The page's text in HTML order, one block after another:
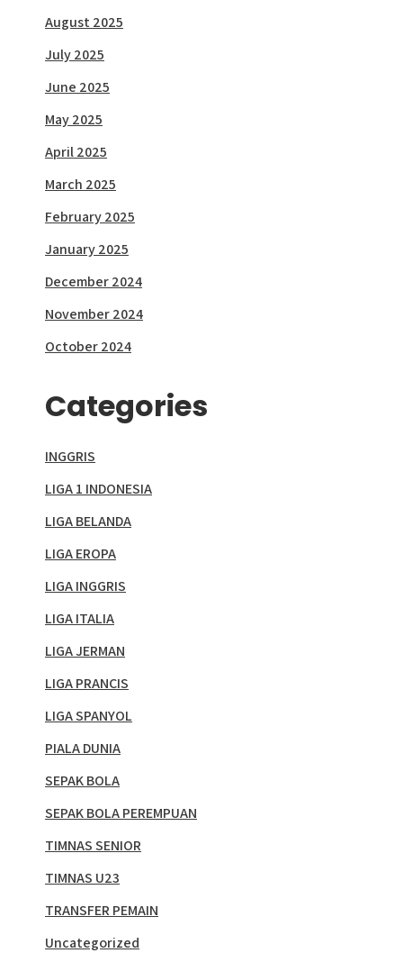
August 2025
July 2025
June 2025
May 2025
April 2025
March 2025
February 2025
January 2025
December 2024
November 2024
October 2024
Categories
INGGRIS
LIGA 1 INDONESIA
LIGA BELANDA
LIGA EROPA
LIGA INGGRIS
LIGA ITALIA
LIGA JERMAN
LIGA PRANCIS
LIGA SPANYOL
PIALA DUNIA
SEPAK BOLA
SEPAK BOLA PEREMPUAN
TIMNAS SENIOR
TIMNAS U23
TRANSFER PEMAIN
Uncategorized